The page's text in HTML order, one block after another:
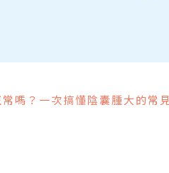
嗎？一次搞懂陰囊腫大的常